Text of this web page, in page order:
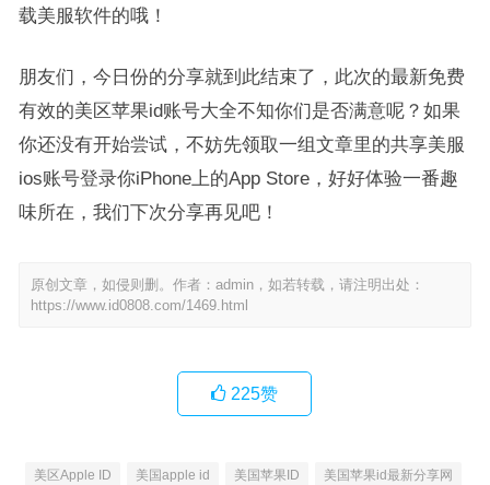
载美服软件的哦！
朋友们，今日份的分享就到此结束了，此次的最新免费
有效的美区苹果id账号大全不知你们是否满意呢？如果
你还没有开始尝试，不妨先领取一组文章里的共享美服
ios账号登录你iPhone上的App Store，好好体验一番趣
味所在，我们下次分享再见吧！
原创文章，如侵则删。作者：admin，如若转载，请注明出处：
https://www.id0808.com/1469.html
225赞
美区Apple ID 美国apple id 美国苹果ID 美国苹果id最新分享网